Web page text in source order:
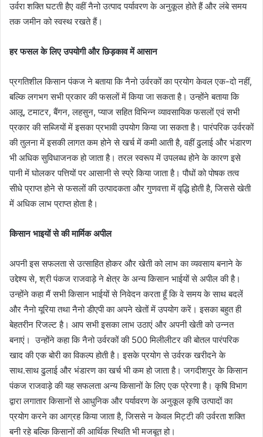
उर्वरा शक्ति घटती हैए वहीं नैनो उत्पाद पर्यावरण के अनुकूल होते हैं और लंबे समय
तक जमीन को स्वस्थ रखते हैं।
हर फसल के लिए उपयोगी और छिड़काव में आसान
प्रगतिशील किसान पंकज ने बताया कि नैनो उर्वरकों का प्रयोग केवल एक-दो नहीं,
बल्कि लगभग सभी प्रकार की फसलों में किया जा सकता है। उन्होंने बताया कि
आलू, टमाटर, बैंगन, लहसुन, प्याज सहित विभिन्न व्यावसायिक फसलों एवं सभी
प्रकार की सब्जियों में इसका प्रभावी उपयोग किया जा सकता है। पारंपरिक उर्वरकों
की तुलना में इसकी लागत कम होने से खर्च में कमी आती है, वहीं ढुलाई और भंडारण
भी अधिक सुविधाजनक हो जाता है। तरल स्वरूप में उपलब्ध होने के कारण इसे
पानी में घोलकर पत्तियों पर आसानी से स्प्रे किया जाता है। पौधों को पोषक तत्व
सीधे प्राप्त होने से फसलों की उत्पादकता और गुणवत्ता में वृद्धि होती है, जिससे खेती
में अधिक लाभ प्राप्त होता है।
किसान भाइयों से की मार्मिक अपील
अपनी इस सफलता से उत्साहित होकर और खेती को लाभ का व्यवसाय बनाने के
उद्देश्य से, श्री पंकज राजवाड़े ने क्षेत्र के अन्य किसान भाईयों से अपील की है।
उन्होंने कहा मैं सभी किसान भाईयों से निवेदन करता हूँ कि वे समय के साथ बदलें
और नैनो यूरिया तथा नैनो डीएपी का अपने खेतों में उपयोग करें। इसका बहुत ही
बेहतरीन रिजल्ट है। आप सभी इसका लाभ उठाएं और अपनी खेती को उन्नत
बनाएं। उन्होंने कहा कि नैनो उर्वरकों की 500 मिलीलीटर की बोतल पारंपरिक
खाद की एक बोरी का विकल्प होती है। इसके प्रयोग से उर्वरक खरीदने के
साथ.साथ ढुलाई और भंडारण का खर्च भी कम हो जाता है। जगदीशपुर के किसान
पंकज राजवाड़े की यह सफलता अन्य किसानों के लिए एक प्रेरणा है। कृषि विभाग
द्वारा लगातार किसानों से आधुनिक और पर्यावरण के अनुकूल कृषि उत्पादों का
प्रयोग करने का आग्रह किया जाता है, जिससे न केवल मिट्टी की उर्वरता शक्ति
बनी रहे बल्कि किसानों की आर्थिक स्थिति भी मजबूत हो।